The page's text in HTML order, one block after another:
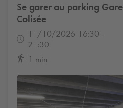
Se garer au parking Gare
Colisée
11/10/2026 16:30 -
21:30
1 min